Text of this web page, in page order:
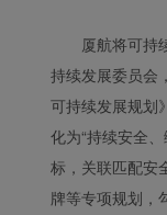
厦航将可持
持续发展委员会
可持续发展规划
化为“持续安全
标，关联匹配安
牌等专项规划，